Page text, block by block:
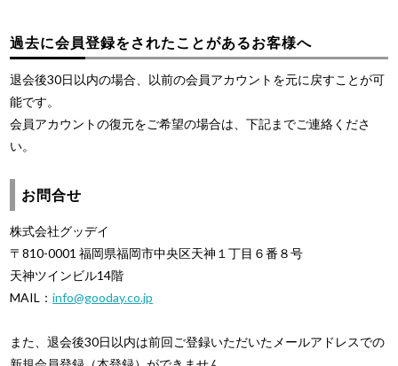
過去に会員登録をされたことがあるお客様へ
退会後30日以内の場合、以前の会員アカウントを元に戻すことが可
能です。
会員アカウントの復元をご希望の場合は、下記までご連絡くださ
い。
お問合せ
株式会社グッデイ
〒810-0001 福岡県福岡市中央区天神１丁目６番８号
天神ツインビル14階
MAIL：info@gooday.co.jp
また、退会後30日以内は前回ご登録いただいたメールアドレスでの